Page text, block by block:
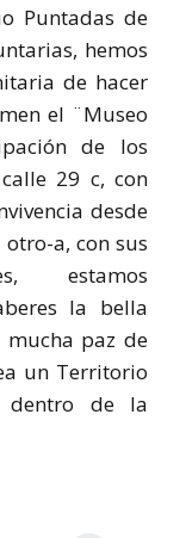
Puntadas de
hemos
de hacer
el ¨Museo
de los
29 c, con
desde
a, con sus
estamos
la bella
mucha paz de
un Territorio
de la